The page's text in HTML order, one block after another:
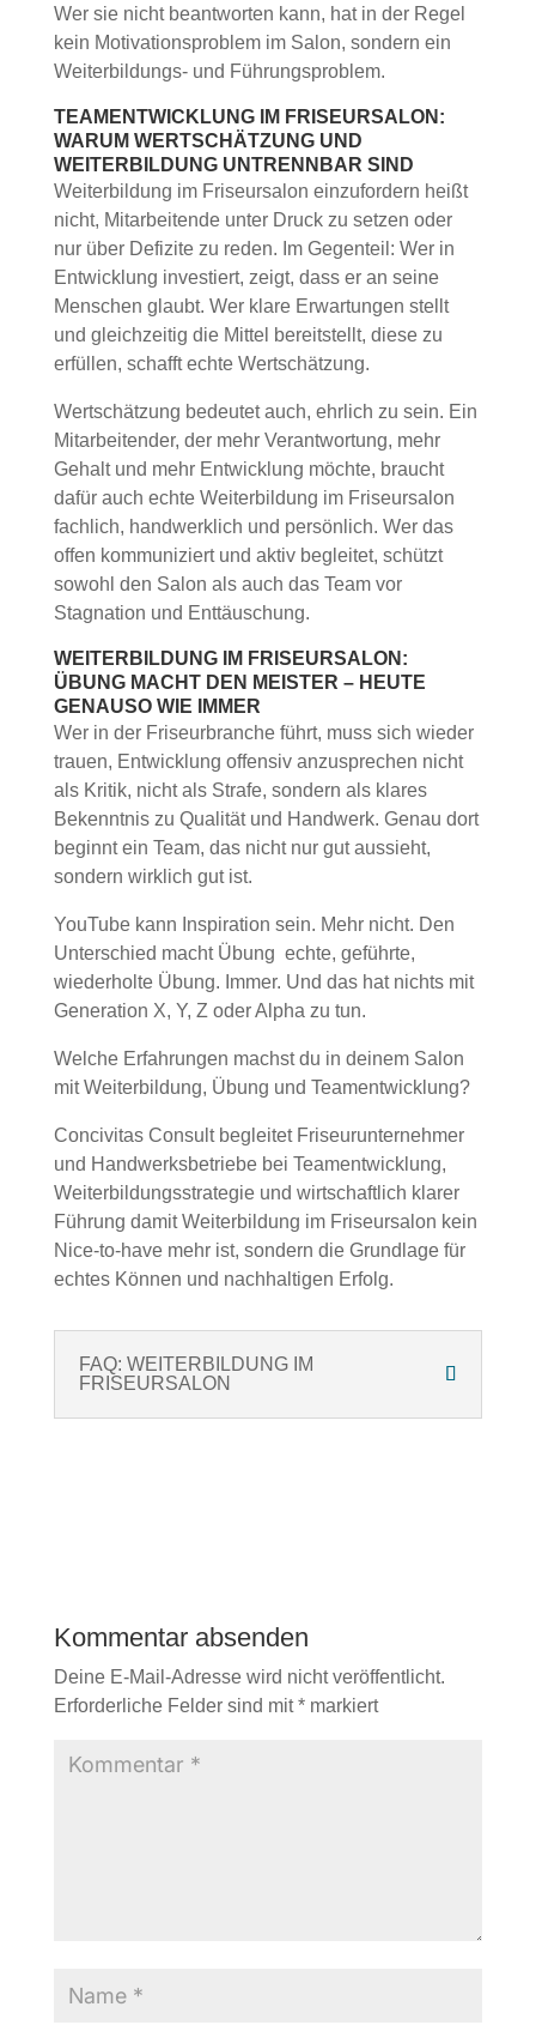
Wer sie nicht beantworten kann, hat in der Regel
kein Motivationsproblem im Salon, sondern ein
Weiterbildungs- und Führungsproblem.
TEAMENTWICKLUNG IM FRISEURSALON:
WARUM WERTSCHÄTZUNG UND
WEITERBILDUNG UNTRENNBAR SIND
Weiterbildung im Friseursalon einzufordern heißt
nicht, Mitarbeitende unter Druck zu setzen oder
nur über Defizite zu reden. Im Gegenteil: Wer in
Entwicklung investiert, zeigt, dass er an seine
Menschen glaubt. Wer klare Erwartungen stellt
und gleichzeitig die Mittel bereitstellt, diese zu
erfüllen, schafft echte Wertschätzung.
Wertschätzung bedeutet auch, ehrlich zu sein. Ein
Mitarbeitender, der mehr Verantwortung, mehr
Gehalt und mehr Entwicklung möchte, braucht
dafür auch echte Weiterbildung im Friseursalon
fachlich, handwerklich und persönlich. Wer das
offen kommuniziert und aktiv begleitet, schützt
sowohl den Salon als auch das Team vor
Stagnation und Enttäuschung.
WEITERBILDUNG IM FRISEURSALON:
ÜBUNG MACHT DEN MEISTER – HEUTE
GENAUSO WIE IMMER
Wer in der Friseurbranche führt, muss sich wieder
trauen, Entwicklung offensiv anzusprechen nicht
als Kritik, nicht als Strafe, sondern als klares
Bekenntnis zu Qualität und Handwerk. Genau dort
beginnt ein Team, das nicht nur gut aussieht,
sondern wirklich gut ist.
YouTube kann Inspiration sein. Mehr nicht. Den
Unterschied macht Übung echte, geführte,
wiederholte Übung. Immer. Und das hat nichts mit
Generation X, Y, Z oder Alpha zu tun.
Welche Erfahrungen machst du in deinem Salon
mit Weiterbildung, Übung und Teamentwicklung?
Concivitas Consult begleitet Friseurunternehmer
und Handwerksbetriebe bei Teamentwicklung,
Weiterbildungsstrategie und wirtschaftlich klarer
Führung damit Weiterbildung im Friseursalon kein
Nice-to-have mehr ist, sondern die Grundlage für
echtes Können und nachhaltigen Erfolg.
FAQ: WEITERBILDUNG IM
FRISEURSALON
Kommentar absenden
Deine E-Mail-Adresse wird nicht veröffentlicht.
Erforderliche Felder sind mit*markiert